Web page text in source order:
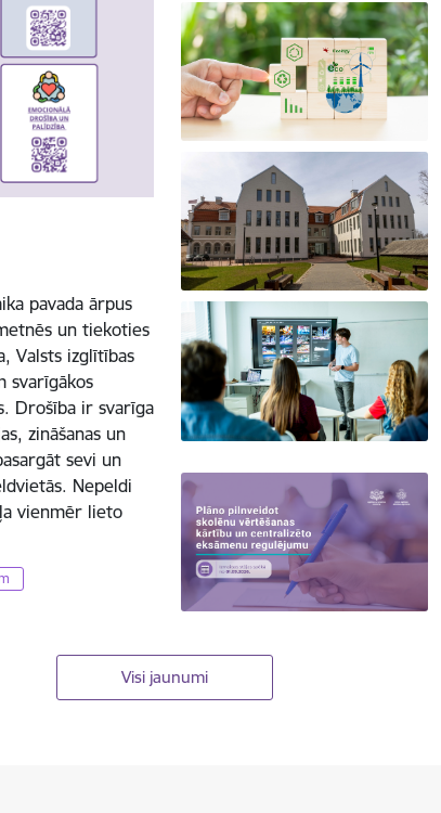
pavada ārpus
un tiekoties
Valsts izglītības
svarīgākos
Drošība ir svarīga
zināšanas un
sevi un
Nepeldi
vienmēr lieto
Visi jaunumi